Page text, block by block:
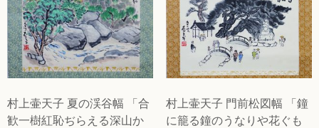
村上壷天子 夏の渓谷幅 「合
歓一樹紅恥ぢらえる深山か
村上壷天子 門前松図幅 「鐘
に籠る鐘のうなりや花ぐも